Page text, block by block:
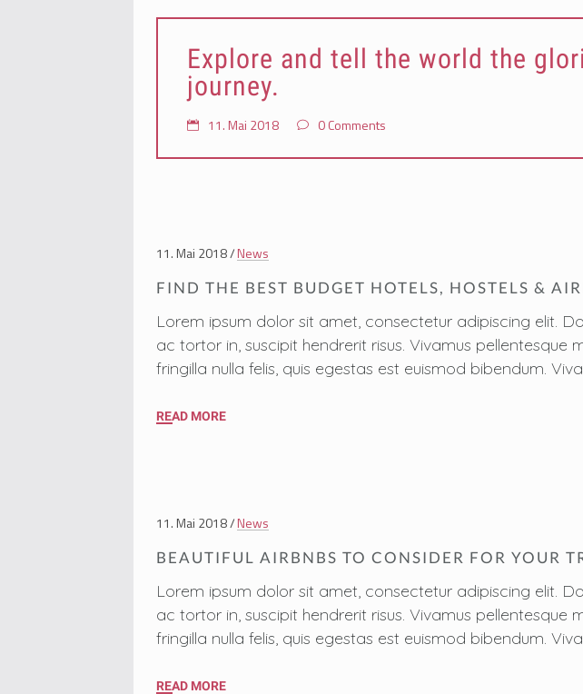
Explore and tell the world the
journey.
11. Mai 2018 0 Comments
11. Mai 2018 News
FIND THE BEST BUDGET HOTELS, HOSTELS &
Lorem ipsum dolor sit amet, consectetur adipiscing elit.
ac tortor in, suscipit hendrerit risus. Vivamus
fringilla nulla felis, quis egestas est euismod bibendum.
READ MORE
11. Mai 2018 News
BEAUTIFUL AIRBNBS TO CONSIDER FOR YOUR
Lorem ipsum dolor sit amet, consectetur adipiscing elit.
ac tortor in, suscipit hendrerit risus. Vivamus
fringilla nulla felis, quis egestas est euismod bibendum.
READ MORE